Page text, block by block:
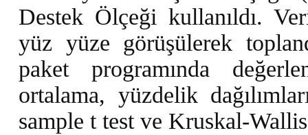
Destek Ölçeği kullanıldı.
yüz yüze görüşülerek
paket programında
ortalama, yüzdelik
sample t test ve Kruskal-